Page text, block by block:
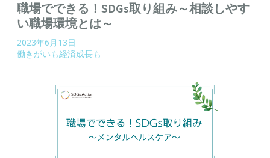
職場でできる！SDGs取り組み～相談しやす
い職場環境とは～
2023年6月13日
働きがいも経済成長も